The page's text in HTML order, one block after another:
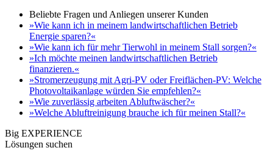
Beliebte Fragen und Anliegen unserer Kunden
»Wie kann ich in meinem landwirtschaftlichen Betrieb
Energie sparen?«
»Wie kann ich für mehr Tierwohl in meinem Stall sorgen?«
»Ich möchte meinen landwirtschaftlichen Betrieb
finanzieren.«
»Stromerzeugung mit Agri-PV oder Freiflächen-PV: Welche
Photovoltaikanlage würden Sie empfehlen?«
»Wie zuverlässig arbeiten Abluftwäscher?«
»Welche Abluftreinigung brauche ich für meinen Stall?«
Big EXPERIENCE
Lösungen suchen